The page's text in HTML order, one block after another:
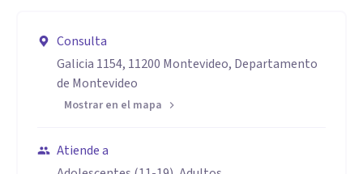
Consulta
Galicia 1154, 11200 Montevideo, Departamento
de Montevideo
Mostrar en el mapa
Atiende a